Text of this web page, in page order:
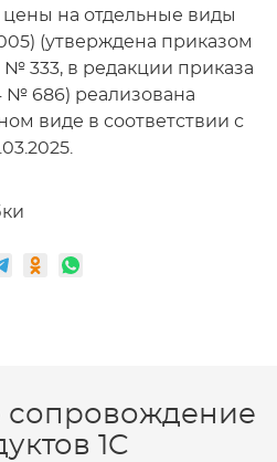
цены на отдельные виды
(утверждена приказом
№ 333, в редакции приказа
№ 686) реализована
виде в соответствии с
сопровождение
1C